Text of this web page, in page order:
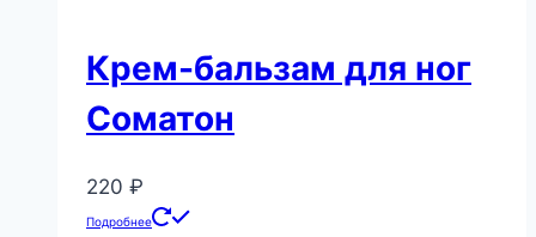
Крем-бальзам для ног
Соматон
220 ₽
Подробнее